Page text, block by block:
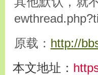
原载： http://
本文地址：